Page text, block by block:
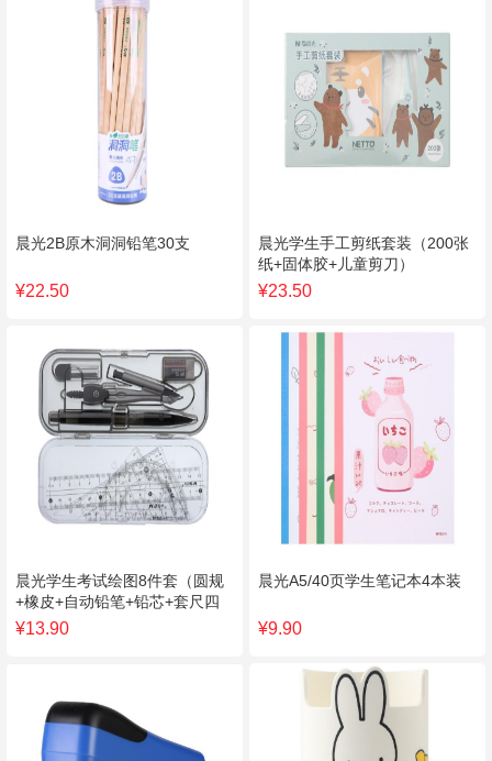
晨光2B原木洞洞铅笔30支
¥22.50
晨光学生手工剪纸套装（200张
纸+固体胶+儿童剪刀）
¥23.50
晨光学生考试绘图8件套（圆规
+橡皮+自动铅笔+铅芯+套尺四
件）
¥13.90
晨光A5/40页学生笔记本4本装
¥9.90